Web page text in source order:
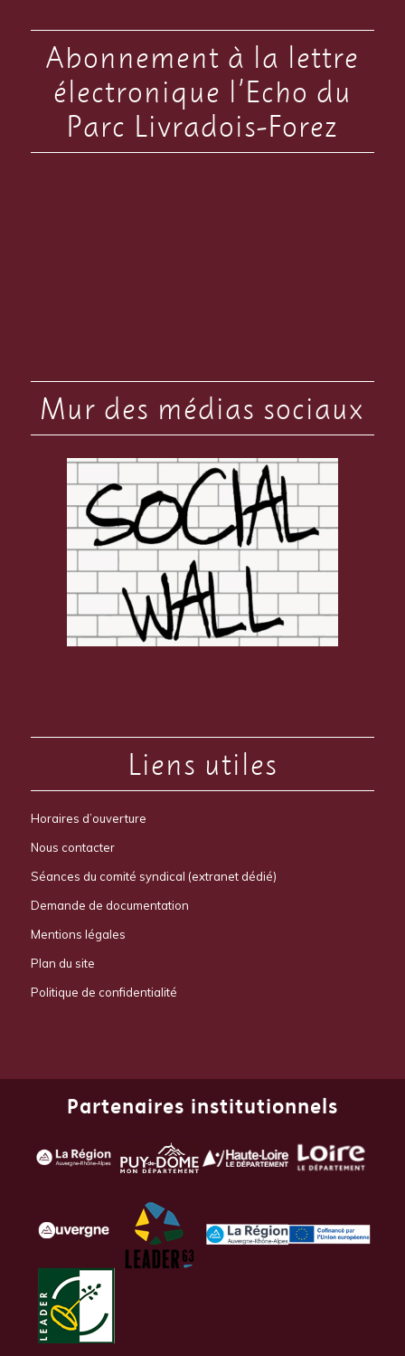
Abonnement à la lettre
électronique l’Echo du
Parc Livradois-Forez
Mur des médias sociaux
Liens utiles
Horaires d’ouverture
Nous contacter
Séances du comité syndical (extranet dédié)
Demande de documentation
Mentions légales
Plan du site
Politique de confidentialité
Partenaires institutionnels